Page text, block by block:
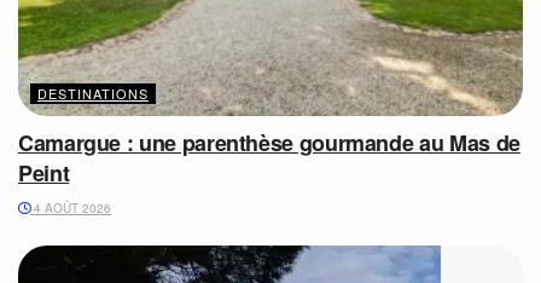
DESTINATIONS
Camargue : une parenthèse gourmande au Mas de
Peint
4 AOÛT 2026